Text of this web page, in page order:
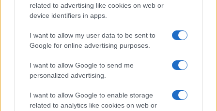
related to advertising like cookies on web or
device identifiers in apps.
I want to allow my user data to be sent to
Google for online advertising purposes.
I want to allow Google to send me
personalized advertising.
I want to allow Google to enable storage
related to analytics like cookies on web or
Gravissimo incidente su via Casilina